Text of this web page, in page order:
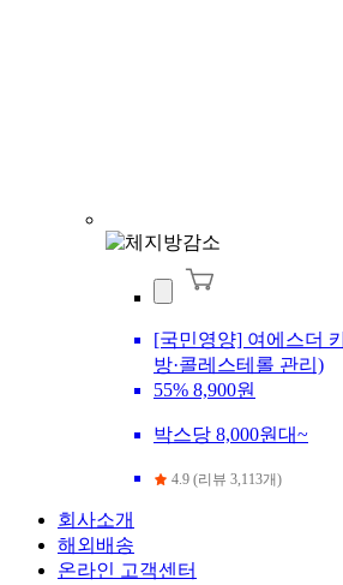
[국민영양] 여에스더
방·콜레스테롤 관리)
55% 8,900원
박스당 8,000원대~
4.9 (리뷰 3,113개)
회사소개
해외배송
온라인 고객센터